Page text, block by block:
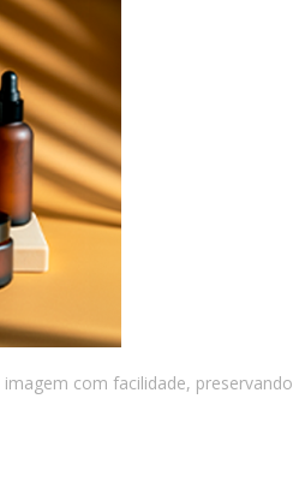
com facilidade, preservando